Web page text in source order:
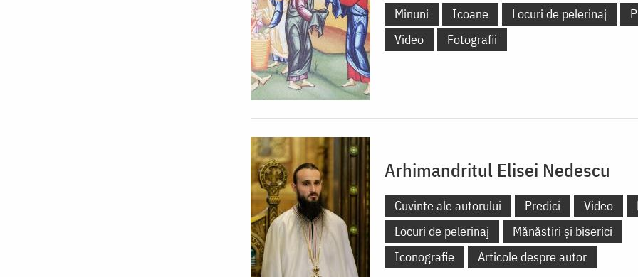
Minuni Icoane Locuri de pelerinaj
Video
Fotografii
Arhimandritul Elisei Nedescu
Cuvinte ale autorului Predici Video
Locuri de pelerinaj
Mănăstiri și biserici
Iconografie
Articole despre autor